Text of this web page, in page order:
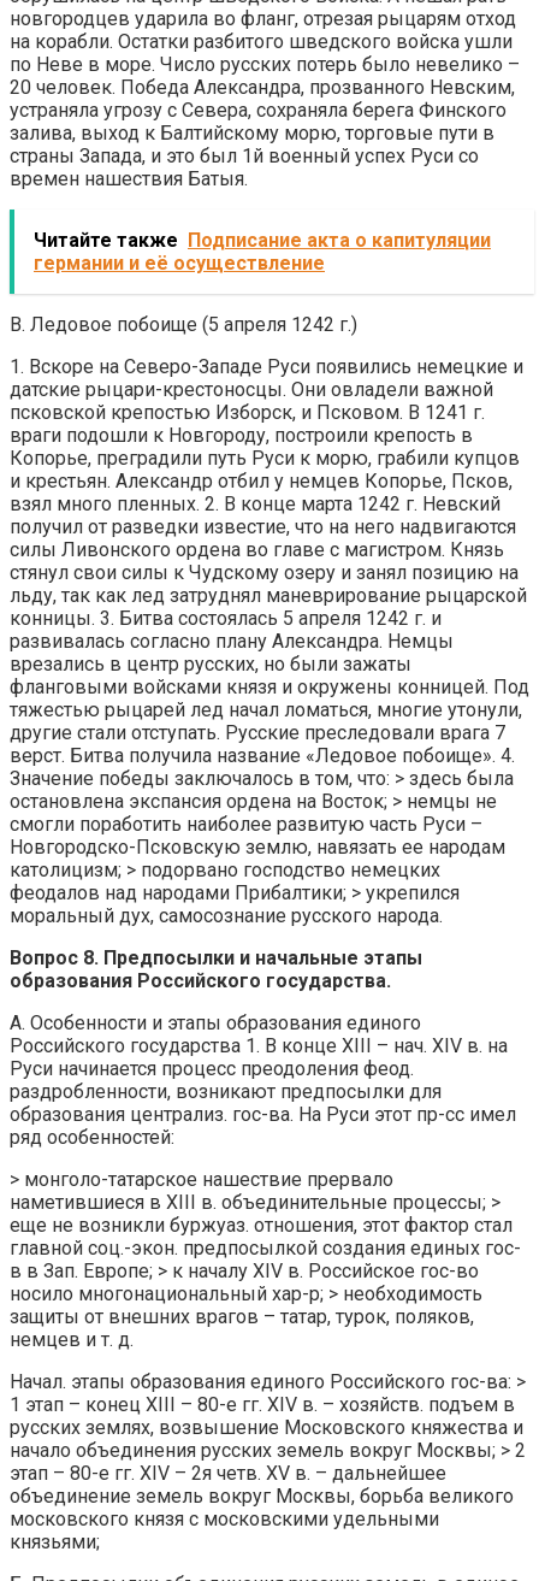
новгородцев ударила во фланг, отрезая рыцарям отход
на корабли. Остатки разбитого шведского войска ушли
по Неве в море. Число русских потерь было невелико –
20 человек. Победа Александра, прозванного Невским,
устраняла угрозу с Севера, сохраняла берега Финского
залива, выход к Балтийскому морю, торговые пути в
страны Запада, и это был 1й военный успех Руси со
времен нашествия Батыя.
Читайте также
Подписание акта о капитуляции
германии и её осуществление
В. Ледовое побоище (5 апреля 1242 г.)
1. Вскоре на Северо-Западе Руси появились немецкие и
датские рыцари-крестоносцы. Они овладели важной
псковской крепостью Изборск, и Псковом. В 1241 г.
враги подошли к Новгороду, построили крепость в
Копорье, преградили путь Руси к морю, грабили купцов
и крестьян. Александр отбил у немцев Копорье, Псков,
взял много пленных. 2. В конце марта 1242 г. Невский
получил от разведки известие, что на него надвигаются
силы Ливонского ордена во главе с магистром. Князь
стянул свои силы к Чудскому озеру и занял позицию на
льду, так как лед затруднял маневрирование рыцарской
конницы. 3. Битва состоялась 5 апреля 1242 г. и
развивалась согласно плану Александра. Немцы
врезались в центр русских, но были зажаты
фланговыми войсками князя и окружены конницей. Под
тяжестью рыцарей лед начал ломаться, многие утонули,
другие стали отступать. Русские преследовали врага 7
верст. Битва получила название «Ледовое побоище». 4.
Значение победы заключалось в том, что: > здесь была
остановлена экспансия ордена на Восток; > немцы не
смогли поработить наиболее развитую часть Руси –
Новгородско-Псковскую землю, навязать ее народам
католицизм; > подорвано господство немецких
феодалов над народами Прибалтики; > укрепился
моральный дух, самосознание русского народа.
Вопрос 8. Предпосылки и начальные этапы
образования Российского государства.
А. Особенности и этапы образования единого
Российского государства 1. В конце XIII – нач. XIV в. на
Руси начинается процесс преодоления феод.
раздробленности, возникают предпосылки для
образования централиз. гос-ва. На Руси этот пр-сс имел
ряд особенностей:
> монголо-татарское нашествие прервало
наметившиеся в XIII в. объединительные процессы; >
еще не возникли буржуаз. отношения, этот фактор стал
главной соц.-экон. предпосылкой создания единых гос-
в в Зап. Европе; > к началу XIV в. Российское гос-во
носило многонациональный хар-р; > необходимость
защиты от внешних врагов – татар, турок, поляков,
немцев и т. д.
Начал. этапы образования единого Российского гос-ва: >
1 этап – конец XIII – 80-е гг. XIV в. – хозяйств. подъем в
русских землях, возвышение Московского княжества и
начало объединения русских земель вокруг Москвы; > 2
этап – 80-е гг. XIV – 2я четв. XV в. – дальнейшее
объединение земель вокруг Москвы, борьба великого
московского князя с московскими удельными
князьями;